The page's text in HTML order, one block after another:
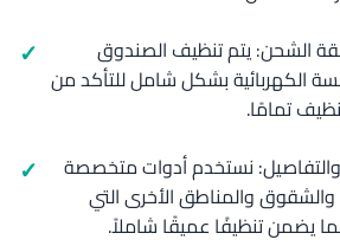
الشحن: يتم تنظيف الصندوق
الكهربائية بشكل شامل للتأكد من
تمامًا.
نستخدم أدوات متخصصة
والمناطق الأخرى التي
يضمن تنظيفًا عميقًا شاملاً.